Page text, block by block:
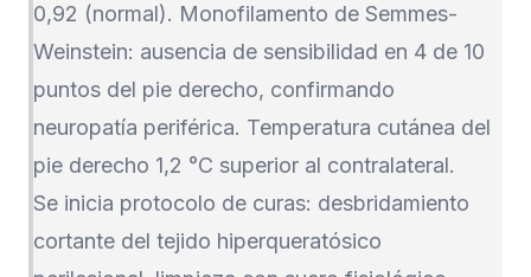
0,92 (normal). Monofilamento de Semmes-
Weinstein: ausencia de sensibilidad en 4 de 10
puntos del pie derecho, confirmando
neuropatía periférica. Temperatura cutánea del
pie derecho 1,2 °C superior al contralateral.
Se inicia protocolo de curas: desbridamiento
cortante del tejido hiperqueratósico